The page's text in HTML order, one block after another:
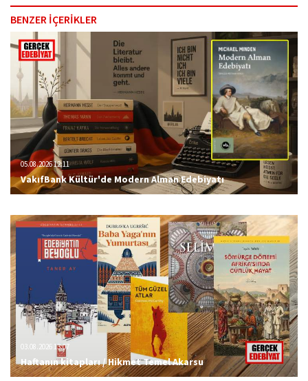
BENZER İÇERİKLER
05.08.2026 12:11
VakıfBank Kültür'de Modern Alman Edebiyatı
03.08.2026 13:07
Haftanın kitapları / Hikmet Temel Akarsu